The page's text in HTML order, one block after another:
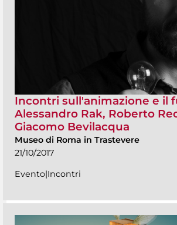
Incontri sull'animazione e il
Alessandro Rak, Roberto
Giacomo Bevilacqua
Museo di Roma in Trastevere
21/10/2017
Evento|Incontri